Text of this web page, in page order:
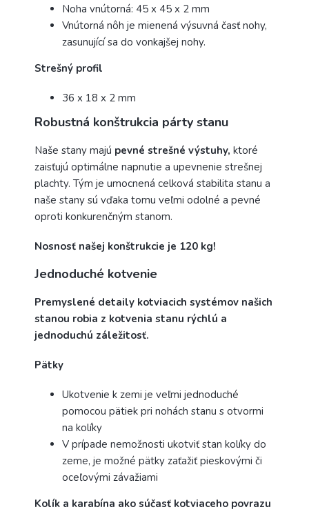
Noha vnútorná: 45 x 45 x 2 mm
Vnútorná nôh je mienená výsuvná časť nohy,
zasunující sa do vonkajšej nohy.
Strešný profil
36 x 18 x 2 mm
Robustná konštrukcia párty stanu
Naše stany majú pevné strešné výstuhy, ktoré
zaisťujú optimálne napnutie a upevnenie strešnej
plachty. Tým je umocnená celková stabilita stanu a
naše stany sú vďaka tomu veľmi odolné a pevné
oproti konkurenčným stanom.
Nosnosť našej konštrukcie je 120 kg!
Jednoduché kotvenie
Premyslené detaily kotviacich systémov našich
stanou robia z kotvenia stanu rýchlú a
jednoduchú záležitosť.
Pätky
Ukotvenie k zemi je veľmi jednoduché
pomocou pätiek pri nohách stanu s otvormi
na kolíky
V prípade nemožnosti ukotviť stan kolíky do
zeme, je možné pätky zaťažiť pieskovými či
oceľovými závažiami
Kolík a karabína ako súčasť kotviaceho povrazu